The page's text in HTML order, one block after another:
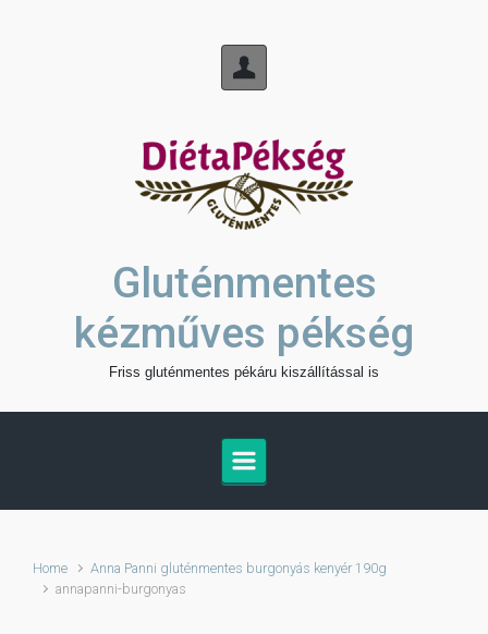
Gluténmentes
kézműves pékség
Friss gluténmentes pékáru kiszállítással is
Home
Anna Panni gluténmentes burgonyás kenyér 190g
annapanni-burgonyas